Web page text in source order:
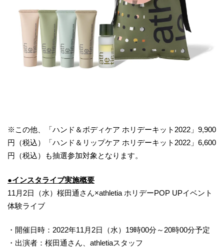
※この他、「ハンド＆ボディケア ホリデーキット2022」9,900
円（税込）「ハンド＆リップケア ホリデーキット2022」6,600
円（税込）も抽選参加対象となります。
●インスタライブ実施概要
11月2日（水）桜田通さん×athletia ホリデーPOP UPイベント
体験ライブ
・開催日時：2022年11月2日（水）19時00分～20時00分予定
・出演者：桜田通さん、athletiaスタッフ